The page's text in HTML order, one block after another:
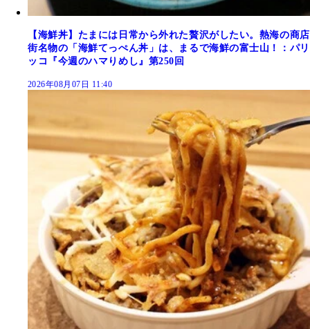
【海鮮丼】たまには日常から外れた贅沢がしたい。熱海の商店
街名物の「海鮮てっぺん丼」は、まるで海鮮の富士山！：パリ
ッコ『今週のハマりめし』第250回
2026年08月07日 11:40